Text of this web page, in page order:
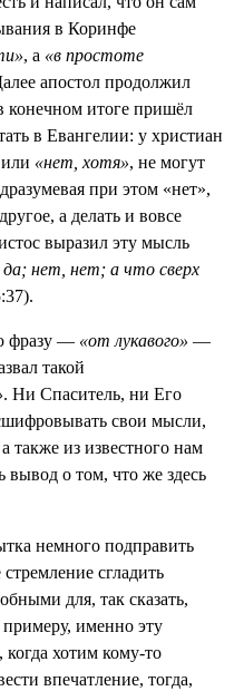
в Коринфе
, а «в простоте
апостол продолжил
конечном итоге пришёл
в Евангелии: у христиан
или «нет, хотя», не могут
при этом «нет»,
а делать и вовсе
выразил эту мысль
нет, нет; а что сверх
фразу — «от лукавого» —
такой
. Ни Спаситель, ни Его
свои мысли,
также из известного нам
о том, что же здесь
немного подправить
сгладить
для, так сказать,
именно эту
когда хотим кому-то
впечатление, тогда,